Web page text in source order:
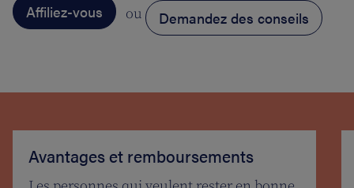
Affiliez-vous ou Demandez des conseils
Avantages et remboursements